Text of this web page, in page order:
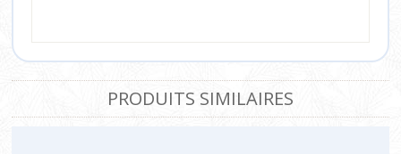
PRODUITS SIMILAIRES